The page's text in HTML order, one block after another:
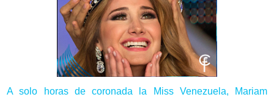
A solo horas de coronada la Miss Venezuela, Mariam